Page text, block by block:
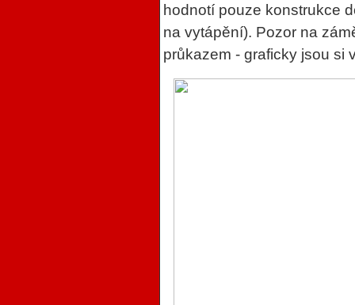
hodnotí pouze konstrukce
na vytápění). Pozor na
průkazem - graficky jsou si